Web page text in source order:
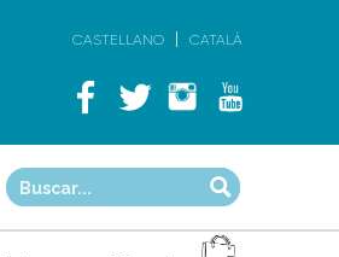
CASTELLANO CATALÀ